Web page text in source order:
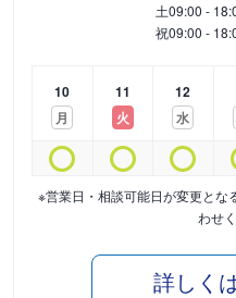
土09:00 -
祝09:00 -
10
月
11
火
12
水
※営業日・相談可能日が変更とな
わせ
詳しく